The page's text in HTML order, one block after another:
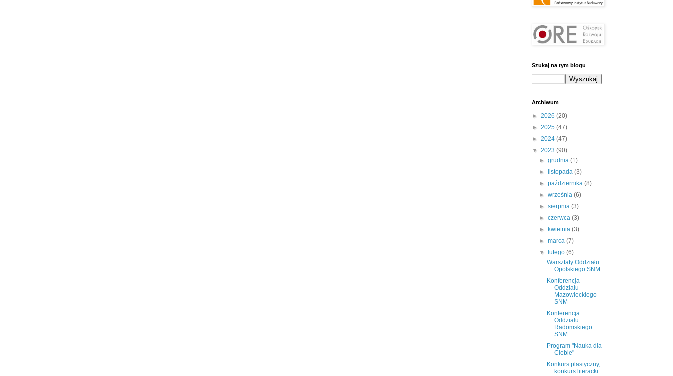
Szukaj na tym blogu
Archiwum
► 2026 (20)
► 2025 (47)
► 2024 (47)
▼ 2023 (90)
►grudnia(1)
►
listopada(3)
►października(8)
►września(6)
►sierpnia(3)
►czerwca(3)
►
kwietnia(3)
►marca(7)
▼
lutego(6)
Warsztaty Oddziału
Opolskiego SNM
Konferencja
Oddziału
Mazowieckiego
SNM
Konferencja
Oddziału
Radomskiego
SNM
Program "Nauka dla
Ciebie"
Konkurs plastyczny,
konkurs literacki